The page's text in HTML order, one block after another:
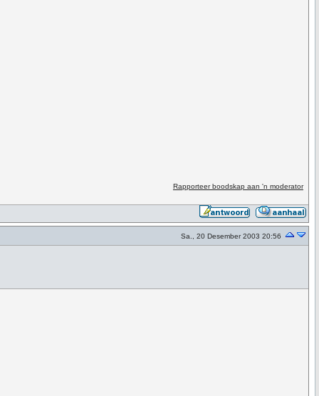
Rapporteer boodskap aan 'n moderator
Sa., 20 Desember 2003 20:56